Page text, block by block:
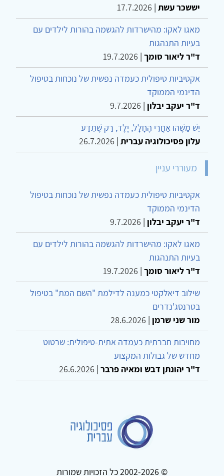
יששכר עשת |
17.7.2026
מאגו לאקו: מהישרדות להגשמה בהורות לילדים עם
בעיות התנהגות
ד"ר ליאור סומך |
19.7.2026
אקטיביות טיפולית כעמדה נפשית של נוכחות בטיפול
הדינמי הממוקד
ד"ר יעקב יבלון |
9.7.2026
יֵשׁ מַשֶּׁהוּ אַחֲרֵי הֶחָלָל, יֶלֶד, רַק שֶׁתֵּדַע
עלון פסיכולוגיה עברית |
26.7.2026
מעוררי עניין
אקטיביות טיפולית כעמדה נפשית של נוכחות בטיפול
הדינמי הממוקד
ד"ר יעקב יבלון |
9.7.2026
מאגו לאקו: מהישרדות להגשמה בהורות לילדים עם
בעיות התנהגות
ד"ר ליאור סומך |
19.7.2026
שילוב דיאלקטי כמענה לדילמת "השם המת" בטיפול
בטרנסג'נדרים
מור שני שרמן |
28.6.2026
מחויבות חברתית כעמדה אתית-טיפולית: שרטוט
מחדש של גבולות המקצוע
ד"ר יהונתן דבש ומאיה פרבר |
26.6.2026
© 2002-2026 כל הזכויות שמורות